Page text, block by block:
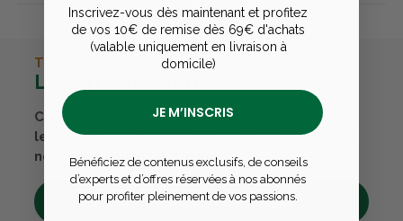
TERRES & EAUX
La carte avantages
Cumulez des points passions et convertissez-
les en bons cadeaux. Bénéficiez également de
nombreux autres avantages.
Découvrez tous ses avantages
Inscrivez-vous dès maintenant et profitez
de vos 10€ de remise dès 69€ d'achats
(valable uniquement en livraison à
domicile)
JE M’INSCRIS
Bénéficiez de contenus exclusifs, de conseils
d’experts et d’offres réservées à nos abonnés
pour profiter pleinement de vos passions.